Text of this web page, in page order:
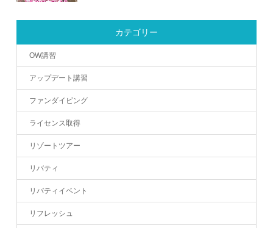
カテゴリー
OW講習
アップデート講習
ファンダイビング
ライセンス取得
リゾートツアー
リバティ
リバティイベント
リフレッシュ